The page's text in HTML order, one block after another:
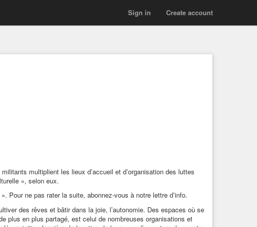
Create account
Sign in
multiplient les lieux d’accueil et d’organisation des luttes
», selon eux.
Pour ne pas rater la suite, abonnez-vous à notre lettre d’info.
des rêves et bâtir dans la joie, l’autonomie. Des espaces où se
plus en plus partagé, est celui de nombreuses organisations et